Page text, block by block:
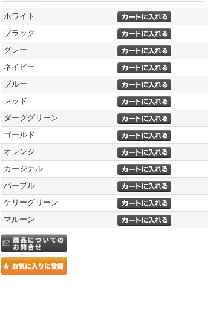
ホワイト
ブラック
グレー
ネイビー
ブルー
レッド
ダークグリーン
ゴールド
オレンジ
カージナル
パープル
ケリーグリーン
マルーン